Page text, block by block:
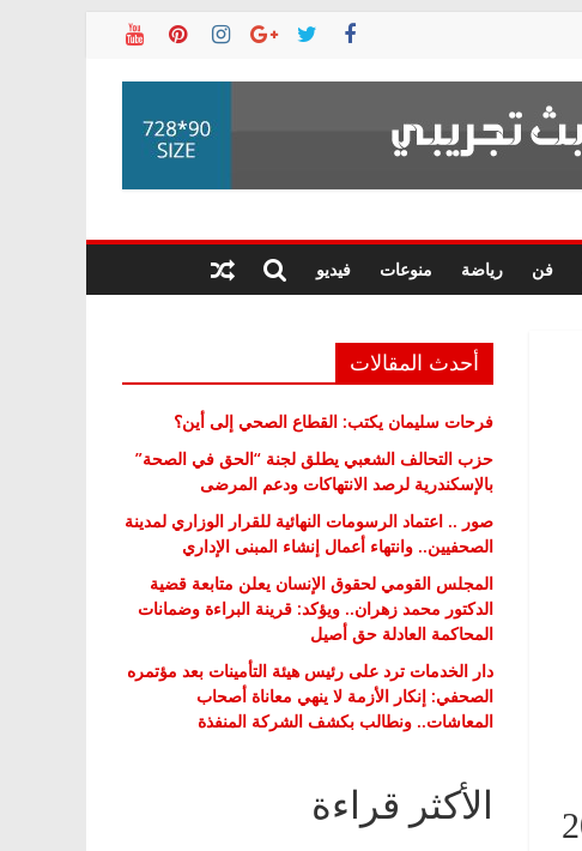
فن رياضة منوعات فيديو
أحدث المقالات
فرحات سليمان يكتب: القطاع الصحي إلى أين؟
حزب التحالف الشعبي يطلق لجنة “الحق في الصحة”
بالإسكندرية لرصد الانتهاكات ودعم المرضى
صور .. اعتماد الرسومات النهائية للقرار الوزاري لمدينة
الصحفيين.. وانتهاء أعمال إنشاء المبنى الإداري
المجلس القومي لحقوق الإنسان يعلن متابعة قضية
الدكتور محمد زهران.. ويؤكد: قرينة البراءة وضمانات
المحاكمة العادلة حق أصيل
دار الخدمات ترد على رئيس هيئة التأمينات بعد مؤتمره
الصحفي: إنكار الأزمة لا ينهي معاناة أصحاب
المعاشات.. ونطالب بكشف الشركة المنفذة
الأكثر قراءة